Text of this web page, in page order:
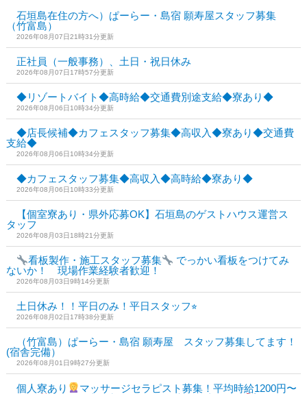
石垣島在住の方へ）ぱーらー・島宿 願寿屋スタッフ募集
（竹富島）
2026年08月07日21時31分更新
正社員（一般事務）、土日・祝日休み
2026年08月07日17時57分更新
◆リゾートバイト◆高時給◆交通費別途支給◆寮あり◆
2026年08月06日10時34分更新
◆店長候補◆カフェスタッフ募集◆高収入◆寮あり◆交通費
支給◆
2026年08月06日10時34分更新
◆カフェスタッフ募集◆高収入◆高時給◆寮あり◆
2026年08月06日10時33分更新
【個室寮あり・県外応募OK】石垣島のゲストハウス運営ス
タッフ
2026年08月03日18時21分更新
看板製作・施工スタッフ募集
でっかい看板をつけてみ
ないか！ 現場作業経験者歓迎！
2026年08月03日9時14分更新
土日休み！！平日のみ！平日スタッフ⭐︎
2026年08月02日17時38分更新
（竹富島）ぱーらー・島宿 願寿屋 スタッフ募集してます！
(宿舎完備）
2026年08月01日9時27分更新
個人寮あり
マッサージセラピスト募集！平均時給1200円〜